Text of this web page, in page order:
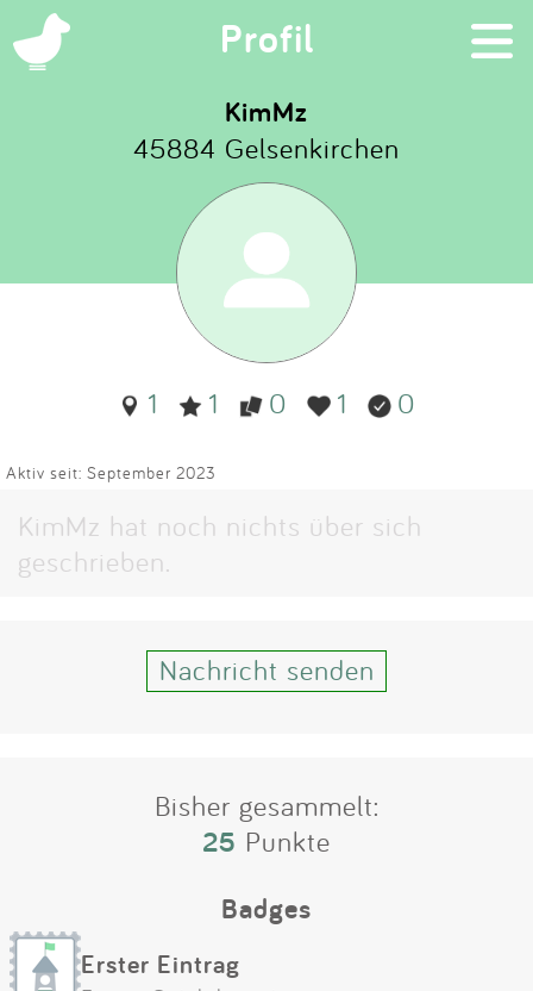
Profil ×
Suchen
Eintragen
App
Blog
Partner
Kontakt
Impressum
KimMz
45884 Gelsenkirchen
1 1 0 1 0
Aktiv seit: September 2023
KimMz hat noch nichts über sich
geschrieben.
Nachricht senden
Bisher gesammelt:
25 Punkte
Badges
Erster Eintrag